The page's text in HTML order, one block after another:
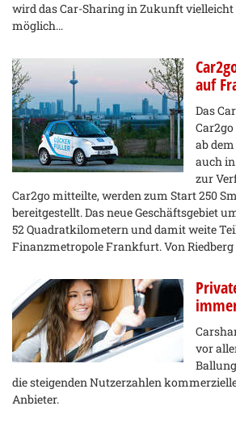
wird das Car-Sharing in Zukunft
möglich…
auf
Das
ab
auch
zur
Car2go mitteilte, werden zum Start 250
bereitgestellt. Das neue Geschäftsgebiet
52 Quadratkilometern und damit weite
Finanzmetropole Frankfurt. Von
vor
die steigenden Nutzerzahlen
Anbieter.